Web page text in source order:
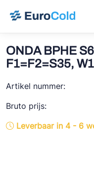
info@eurocold.nl
Merken
BOCK
Koudemiddelen
Diensten
Nieuws
Over ons
ONDA BPHE
F1=F2=S35,
Artikel nummer:
Bruto prijs:
Leverbaar in 4 - 6